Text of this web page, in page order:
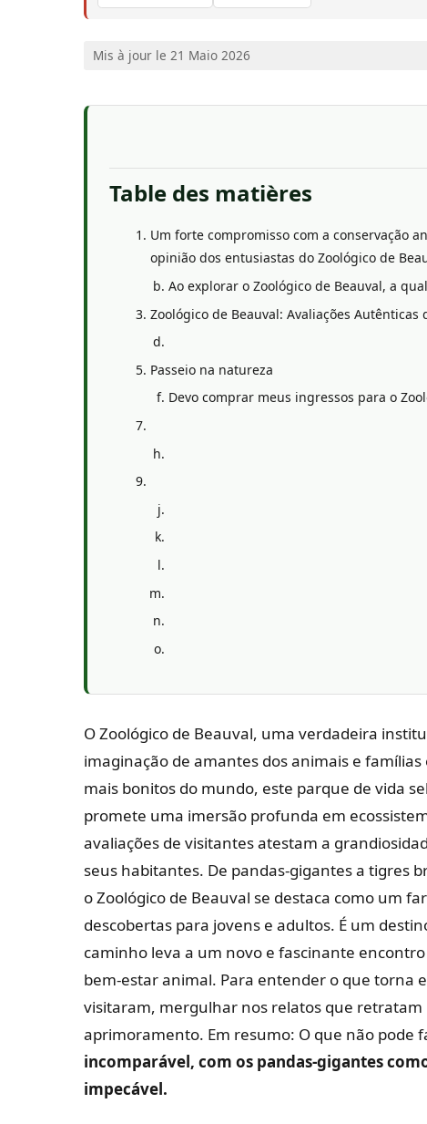
Mis à jour le 21 Maio 2026
Table des matières
Um forte compromisso com a conservação
opinião dos entusiastas do Zoológico de
Ao explorar o Zoológico de Beauval, a
Zoológico de Beauval: Avaliações Autênticas
Passeio na natureza
Devo comprar meus ingressos para o
O Zoológico de Beauval, uma verdadeira
imaginação de amantes dos animais e
mais bonitos do mundo, este parque de vida
promete uma imersão profunda em
avaliações de visitantes atestam a
seus habitantes. De pandas-gigantes a tigres
o Zoológico de Beauval se destaca como um
descobertas para jovens e adultos. É um
caminho leva a um novo e fascinante
bem-estar animal. Para entender o que torna
visitaram, mergulhar nos relatos que
aprimoramento. Em resumo: O que não pode
incomparável, com os pandas-gigantes
impecável.